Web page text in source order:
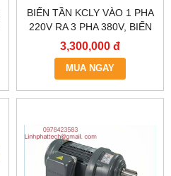
BIẾN TẦN KCLY VÀO 1 PHA
220V RA 3 PHA 380V, BIẾN
TẦN KCLY KOC600-
1R5GT3-B
3,300,000 đ
MUA NGAY